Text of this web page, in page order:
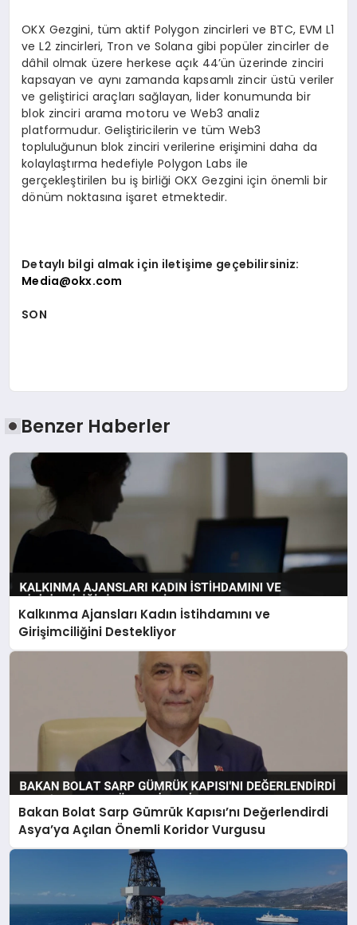
OKX Gezgini, tüm aktif Polygon zincirleri ve BTC, EVM L1
ve L2 zincirleri, Tron ve Solana gibi popüler zincirler de
dâhil olmak üzere herkese açık 44’ün üzerinde zinciri
kapsayan ve aynı zamanda kapsamlı zincir üstü veriler
ve geliştirici araçları sağlayan, lider konumunda bir
blok zinciri arama motoru ve Web3 analiz
platformudur. Geliştiricilerin ve tüm Web3
topluluğunun blok zinciri verilerine erişimini daha da
kolaylaştırma hedefiyle Polygon Labs ile
gerçekleştirilen bu iş birliği OKX Gezgini için önemli bir
dönüm noktasına işaret etmektedir.
Detaylı bilgi almak için iletişime geçebilirsiniz:
Media@okx.com
SON
Benzer Haberler
Kalkınma Ajansları Kadın İstihdamını ve
Girişimciliğini Destekliyor
Bakan Bolat Sarp Gümrük Kapısı’nı Değerlendirdi
Asya’ya Açılan Önemli Koridor Vurgusu